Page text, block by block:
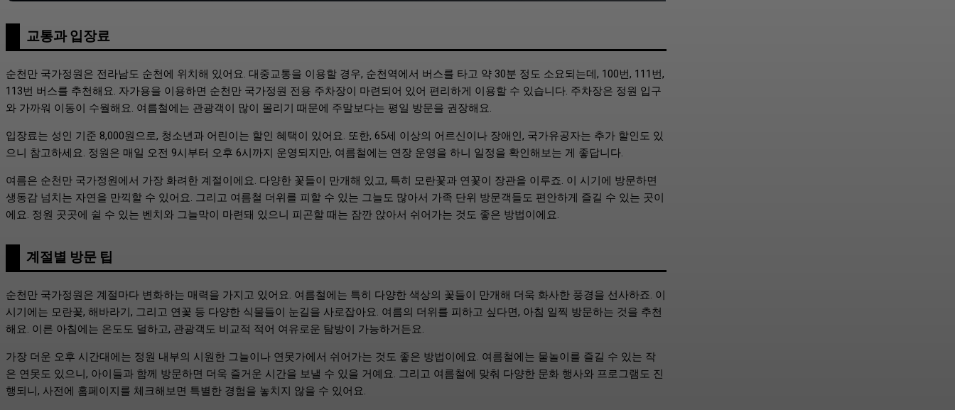
교통과 입장료
순천만 국가정원은 전라남도 순천에 위치해 있어요. 대중교통을 이용할 경우, 순천역에서 버스를 타고 약 30분 정도 소요되는데, 100번, 111번,
113번 버스를 추천해요. 자가용을 이용하면 순천만 국가정원 전용 주차장이 마련되어 있어 편리하게 이용할 수 있습니다. 주차장은 정원 입구
와 가까워 이동이 수월해요. 여름철에는 관광객이 많이 몰리기 때문에 주말보다는 평일 방문을 권장해요.
입장료는 성인 기준 8,000원으로, 청소년과 어린이는 할인 혜택이 있어요. 또한, 65세 이상의 어르신이나 장애인, 국가유공자는 추가 할인도 있
으니 참고하세요. 정원은 매일 오전 9시부터 오후 6시까지 운영되지만, 여름철에는 연장 운영을 하니 일정을 확인해보는 게 좋답니다.
여름은 순천만 국가정원에서 가장 화려한 계절이에요. 다양한 꽃들이 만개해 있고, 특히 모란꽃과 연꽃이 장관을 이루죠. 이 시기에 방문하면
생동감 넘치는 자연을 만끽할 수 있어요. 그리고 여름철 더위를 피할 수 있는 그늘도 많아서 가족 단위 방문객들도 편안하게 즐길 수 있는 곳이
에요. 정원 곳곳에 쉴 수 있는 벤치와 그늘막이 마련돼 있으니 피곤할 때는 잠깐 앉아서 쉬어가는 것도 좋은 방법이에요.
계절별 방문 팁
순천만 국가정원은 계절마다 변화하는 매력을 가지고 있어요. 여름철에는 특히 다양한 색상의 꽃들이 만개해 더욱 화사한 풍경을 선사하죠. 이
시기에는 모란꽃, 해바라기, 그리고 연꽃 등 다양한 식물들이 눈길을 사로잡아요. 여름의 더위를 피하고 싶다면, 아침 일찍 방문하는 것을 추천
해요. 이른 아침에는 온도도 덜하고, 관광객도 비교적 적어 여유로운 탐방이 가능하거든요.
가장 더운 오후 시간대에는 정원 내부의 시원한 그늘이나 연못가에서 쉬어가는 것도 좋은 방법이에요. 여름철에는 물놀이를 즐길 수 있는 작
은 연못도 있으니, 아이들과 함께 방문하면 더욱 즐거운 시간을 보낼 수 있을 거예요. 그리고 여름철에 맞춰 다양한 문화 행사와 프로그램도 진
행되니, 사전에 홈페이지를 체크해보면 특별한 경험을 놓치지 않을 수 있어요.